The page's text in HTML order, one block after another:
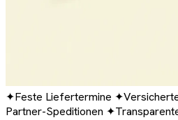
✦Feste Liefertermine ✦
Partner-Speditionen ✦